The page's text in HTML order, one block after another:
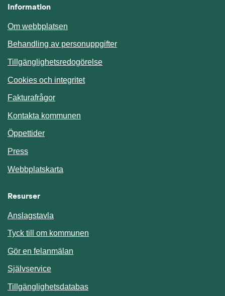
Information
Om webbplatsen
Behandling av personuppgifter
Tillgänglighetsredogörelse
Cookies och integritet
Fakturafrågor
Kontakta kommunen
Öppettider
Press
Webbplatskarta
Resurser
Anslagstavla
Tyck till om kommunen
Gör en felanmälan
SjälvserviceLänk till annan webbplats.
TillgänglighetsdatabasLänk till annan webbplats.